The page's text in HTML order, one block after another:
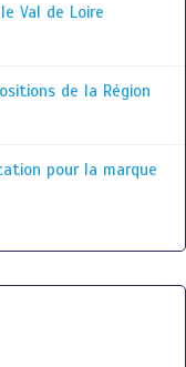
Val de Loire
de la Région
pour la marque